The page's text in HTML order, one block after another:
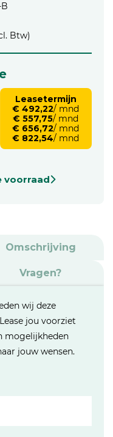
Btw)
Leasetermijn
€ 492,22/ mnd
€ 557,75/ mnd
€ 656,72/ mnd
€ 822,54/ mnd
voorraad
Omschrijving
Vragen?
wij deze
jou voorziet
mogelijkheden
jouw wensen.